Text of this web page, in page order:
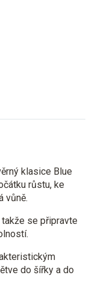
klasice Blue
růstu, ke
vůně.
se připravte
do šířky a do